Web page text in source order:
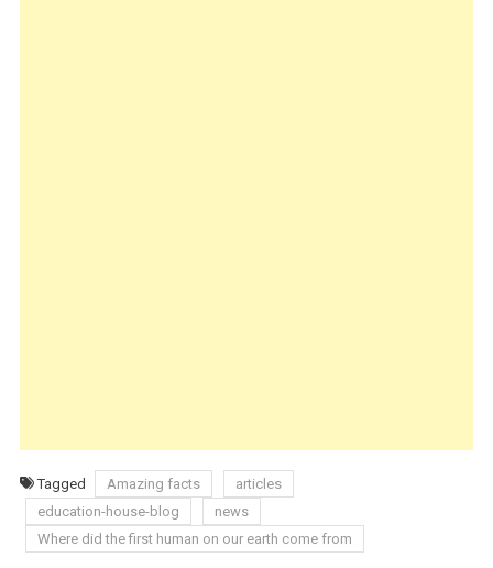
Tagged Amazing facts
articles
education-house-blog
news
Where did the first human on our earth come from